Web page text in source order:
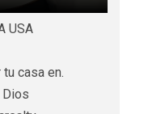
USA
casa en.
Dios